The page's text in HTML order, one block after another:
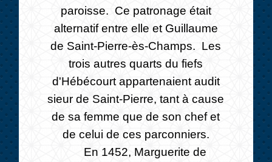
paroisse. Ce patronage était
alternatif entre elle et Guillaume
de Saint-Pierre-ès-Champs. Les
trois autres quarts du fiefs
d'Hébécourt appartenaient audit
sieur de Saint-Pierre, tant à cause
de sa femme que de son chef et
de celui de ces parconniers.
En 1452, Marguerite de